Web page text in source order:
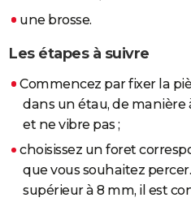
Destinations
City break
Voyage nature
Voyage de noces
Forum
Climat
+
PHOTO
GUIDES D'ACHAT
BONS PLANS
CARTE DE VOEUX
Carte de Noël
Carte Bonne année
Carte Saint-Valentin
Carte Pâques
Carte d'anniversaire
DICTIONNAIRE
Dictionnaire
Biographies
Citations
Expressions
Proverbes
PROGRAMME TV
une brosse.
Les étapes à suivre
Commencez par fixer la
dans un étau, de manière
et ne vibre pas ;
choisissez un foret
que vous souhaitez
supérieur à 8 mm, il est